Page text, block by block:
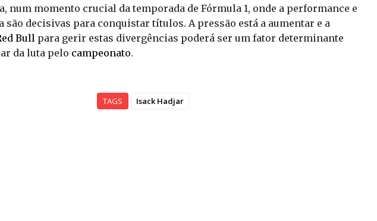
num momento crucial da temporada de Fórmula 1, onde a performance e
são decisivas para conquistar títulos. A pressão está a aumentar e a
Bull para gerir estas divergências poderá ser um fator determinante
da luta pelo campeonato.
TAGS Isack Hadjar